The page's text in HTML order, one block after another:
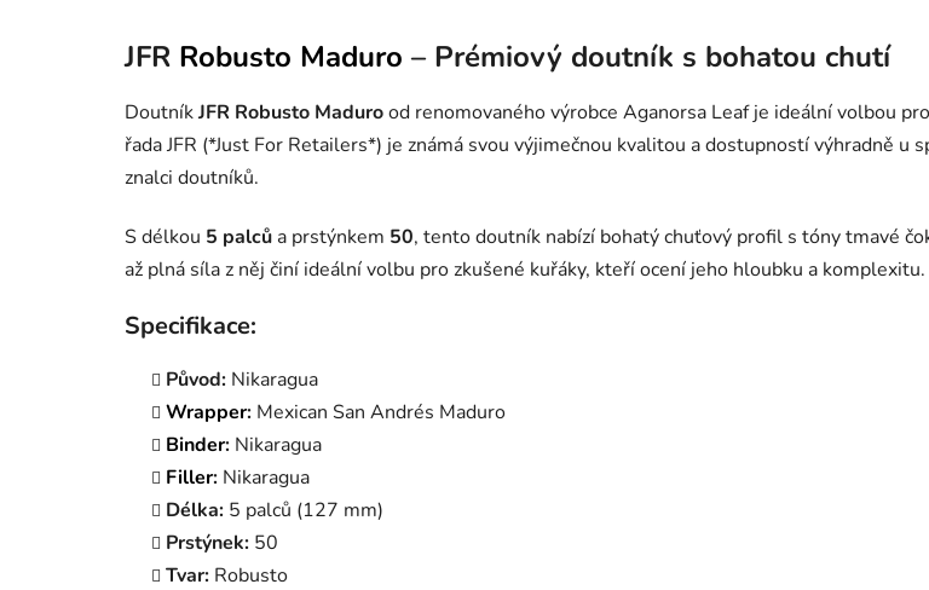
JFR Robusto Maduro – Prémiový doutník s bohatou chutí
DoutníkJFR Robusto Madurood renomovaného výrobce Aganorsa Leaf je ideální volbou
řada JFR (*Just For Retailers*) je známá svou výjimečnou kvalitou a dostupností výhradně u
znalci doutníků.
S délkou 5 palců a prstýnkem 50, tento doutník nabízí bohatý chuťový profil s tóny tmavé
až plná síla z něj činí ideální volbu pro zkušené kuřáky, kteří ocení jeho hloubku a komplexitu.
Specifikace:
Původ: Nikaragua
Wrapper: Mexican San Andrés Maduro
Binder: Nikaragua
Filler: Nikaragua
Délka: 5 palců (127 mm)
Prstýnek: 50
Tvar: Robusto